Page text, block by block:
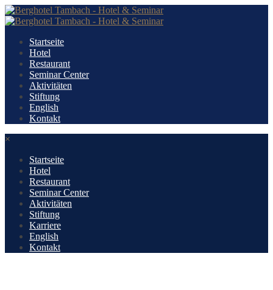
Startseite
Hotel
Restaurant
Seminar Center
Aktivitäten
Stiftung
English
Kontakt
×
Startseite
Hotel
Restaurant
Seminar Center
Aktivitäten
Stiftung
Karriere
English
Kontakt